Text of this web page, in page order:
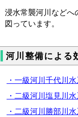
浸水常襲河川などへ
図っています。
河川整備による
・一級河川千代川
・二級河川塩見川
・二級河川勝部川